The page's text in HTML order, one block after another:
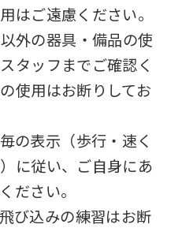
はご遠慮ください。
外の器具・備品の使
タッフまでご確認く
使用はお断りしてお
の表示（歩行・速く
に従い、ご自身にあ
ださい。
び込みの練習はお断